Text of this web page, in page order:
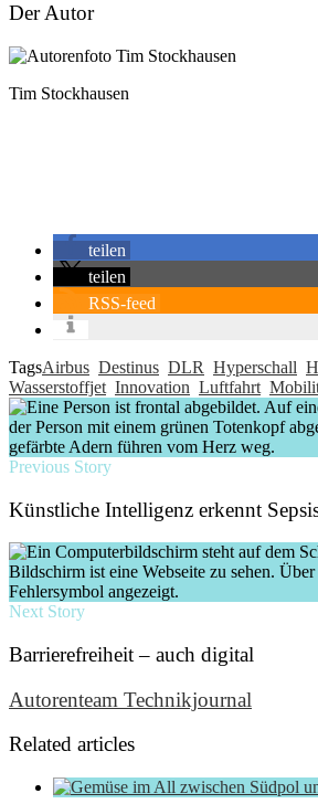
Der Autor
Tim Stockhausen
teilen
teilen
RSS-feed
TagsAirbus Destinus DLR Hyperschall
Wasserstoffjet Innovation Luftfahrt
Previous Story
Künstliche Intelligenz erkennt
Next Story
Barrierefreiheit – auch digital
Autorenteam Technikjournal
Related articles